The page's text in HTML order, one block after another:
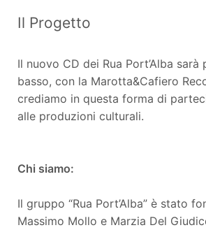
Il Progetto
Il nuovo CD dei Rua Port’Alba
basso, con la Marotta&Cafiero
crediamo in questa forma di
alle produzioni culturali.
Chi siamo:
Il gruppo “Rua Port’Alba” è stato
Massimo Mollo e Marzia Del